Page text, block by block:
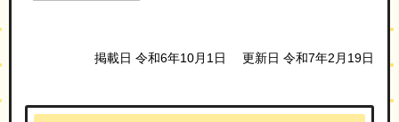
掲載日 令和6年10月1日 更新日 令和7年2月19日